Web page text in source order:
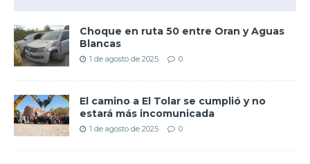
Choque en ruta 50 entre Oran y Aguas
Blancas
1 de agosto de 2025 0
El camino a El Tolar se cumplió y no
estará más incomunicada
1 de agosto de 2025 0